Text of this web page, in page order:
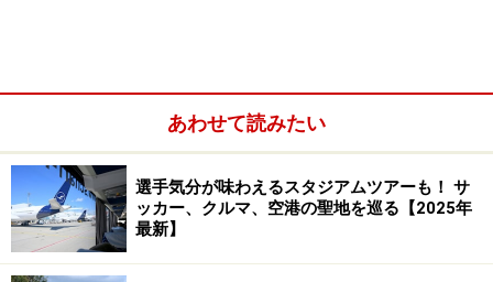
あわせて読みたい
選手気分が味わえるスタジアムツアーも！ サ
ッカー、クルマ、空港の聖地を巡る【2025年
最新】